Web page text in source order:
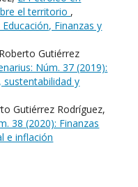
el territorio ,
Finanzas y
Gutiérrez
Núm. 37 (2019):
y
Gutiérrez Rodríguez,
38 (2020): Finanzas
e inflación